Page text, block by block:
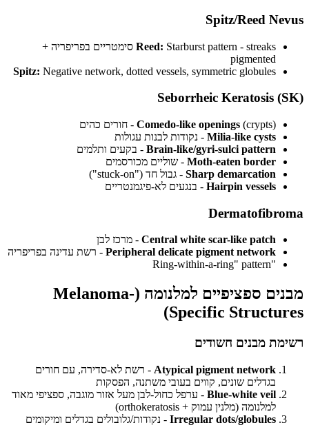
Spitz/Reed Nevus
Reed: Starburst pattern - streaks סימטריים בפריפריה +
pigmented
Spitz: Negative network, dotted vessels, symmetric globules
Seborrheic Keratosis (SK)
Comedo-like openings (crypts) - חורים כהים
Milia-like cysts - נקודות לבנות עגולות
Brain-like/gyri-sulci pattern - בקעים ותלמים
Moth-eaten border - שוליים מכורסמים
Sharp demarcation - גבול חד ("stuck-on")
Hairpin vessels - בנגעים לא-פיגמנטריים
Dermatofibroma
Central white scar-like patch - מרכז לבן
Peripheral delicate pigment network - רשת עדינה בפריפריה
"Ring-within-a-ring" pattern
מבנים ספציפיים למלנומה (Melanoma-
Specific Structures)
רשימת מבנים חשודים
Atypical pigment network - רשת לא-סדירה, עם חורים
בגדלים שונים, קווים בעובי משתנה, הפסקות
Blue-white veil - ערפל כחול-לבן מעל אזור מוגבה, ספציפי מאוד
למלנומה (מלנין עמוק + orthokeratosis)
Irregular dots/globules - נקודות/גלובולים בגדלים ומיקומים